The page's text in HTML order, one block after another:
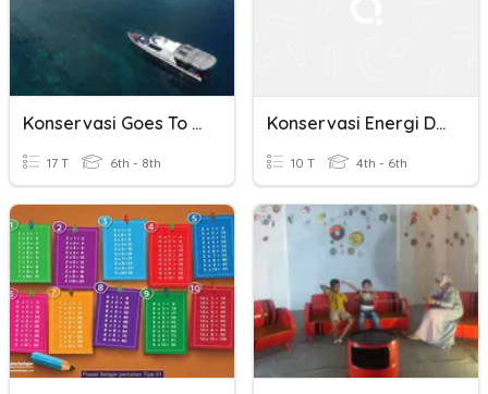
Konservasi Goes To School 2024
17 T 6th - 8th
Konservasi Energi Dan Air
10 T 4th - 6th